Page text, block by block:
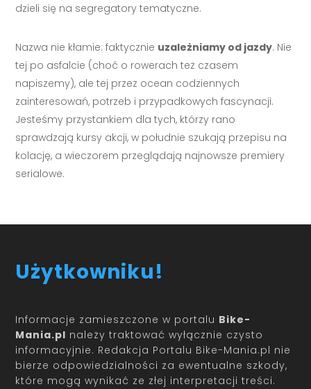
dzieli się na segregatory tematyczne.
Nazwa nie kłamie: faktycznie uzależniamy od jazdy. Nie
tej po asfalcie (choć o rowerach też czasem
napiszemy), ale tej przez ocean codziennych
zainteresowań, potrzeb i przypadkowych fascynacji.
Jesteśmy przystankiem dla tych, którzy rano
sprawdzają kursy akcji, w południe szukają przepisu na
kolację, a wieczorem przeglądają najnowsze premiery
serialowe.
Użytkowniku!
Informacje zamieszczone w portalu Bike-
Mania.pl należy traktować wyłącznie czysto
informacyjnie. Redakcja Portalu Bike-Mania.pl nie
bierze odpowiedzialności za ewentualne szkody,
które mogą wynikać ze złej interpretacji treści.